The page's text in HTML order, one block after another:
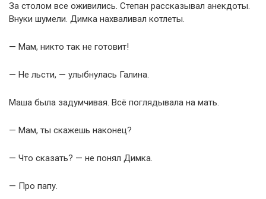
За столом все оживились. Степан рассказывал анекдоты.
Внуки шумели. Димка нахваливал котлеты.
— Мам, никто так не готовит!
— Не льсти, — улыбнулась Галина.
Маша была задумчивая. Всё поглядывала на мать.
— Мам, ты скажешь наконец?
— Что сказать? — не понял Димка.
— Про папу.